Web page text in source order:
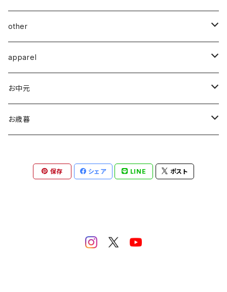
麺
冷凍
つけめん
other
雑貨
apparel
Tシャツ
ロングTシャツ
お中元
ギフト
夏ギフト
お歳暮
プレゼント
保存 シェア LINE ポスト